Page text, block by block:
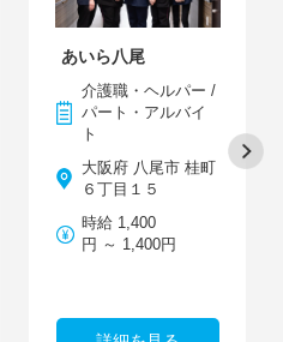
あいら八尾
介護職・ヘルパー /
パート・アルバイ
ト
大阪府 八尾市 桂町
６丁目１５
時給 1,400
円 ～ 1,400円